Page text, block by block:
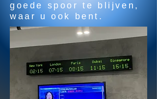
goede spoor te blijven,
waar u ook bent.